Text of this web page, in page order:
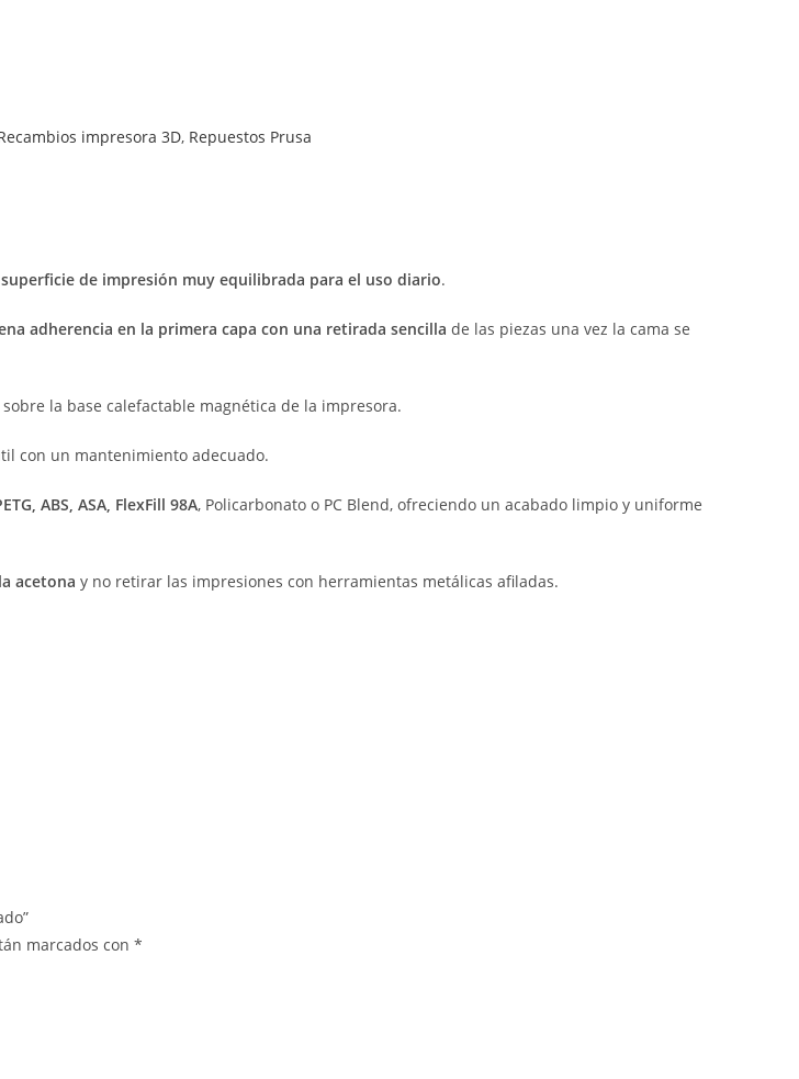
impresora 3D, Repuestos Prusa
superficie de impresión muy equilibrada para el uso diario.
adherencia en la primera capa con una retirada sencilla de las piezas una vez la cama se
la base calefactable magnética de la impresora.
con un mantenimiento adecuado.
ABS, ASA, FlexFill 98A, Policarbonato o PC Blend, ofreciendo un acabado limpio y uniforme
acetona y no retirar las impresiones con herramientas metálicas afiladas.
marcados con *